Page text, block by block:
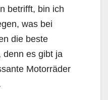
betrifft, bin ich
was bei
die beste
denn es gibt ja
Motorräder